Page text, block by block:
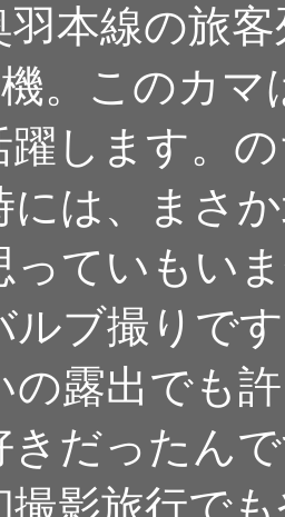
本線の旅
。このカ
躍します。
には、まさ
っていもい
ルブ撮りで
の露出でも
きだったん
撮影旅行で